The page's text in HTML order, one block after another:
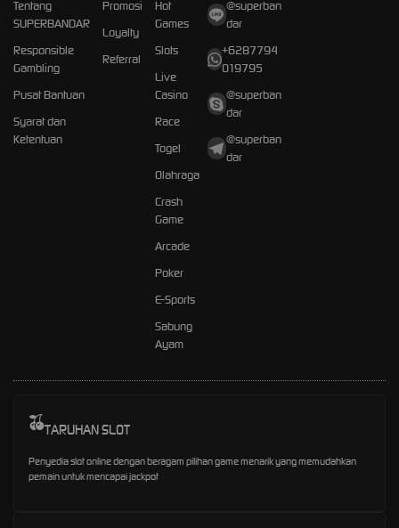
Tentang
SUPERBANDAR
Responsible
Gambling
Pusat Bantuan
Syarat dan
Ketentuan
Promosi
Loyalty
Referral
Hot
Games
Slots
Live
Casino
Race
Togel
Olahraga
Crash
Game
Arcade
Poker
E-Sports
Sabung
Ayam
@superban
dar
+6287794
019795
@superban
dar
@superban
dar
TARUHAN SLOT
Penyedia slot online dengan beragam pilihan game menarik yang memudahkan
pemain untuk mencapai jackpot